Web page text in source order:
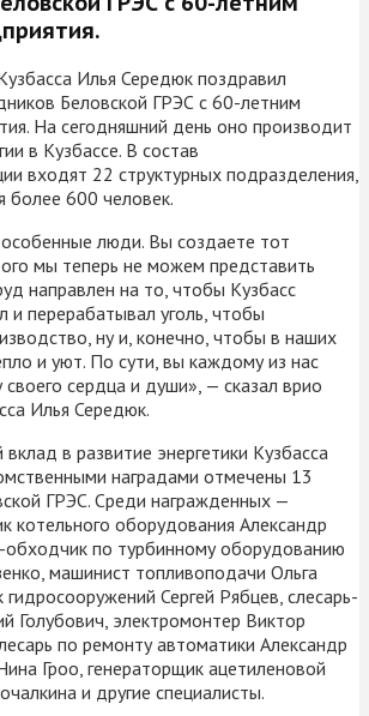
Илья Середюк поздравил
Беловской ГРЭС с 60-летним
На сегодняшний день оно производит
в Кузбассе. В состав
входят 22 структурных подразделения,
более 600 человек.
люди. Вы создаете тот
мы теперь не можем представить
направлен на то, чтобы Кузбасс
перерабатывал уголь, чтобы
ну и, конечно, чтобы в наших
и уют. По сути, вы каждому из нас
сердца и души», — сказал врио
Илья Середюк.
в развитие энергетики Кузбасса
наградами отмечены 13
ГРЭС. Среди награжденных —
котельного оборудования Александр
по турбинному оборудованию
машинист топливоподачи Ольга
Сергей Рябцев, слесарь-
Голубович, электромонтер Виктор
по ремонту автоматики Александр
Гроо, генераторщик ацетиленовой
и другие специалисты.